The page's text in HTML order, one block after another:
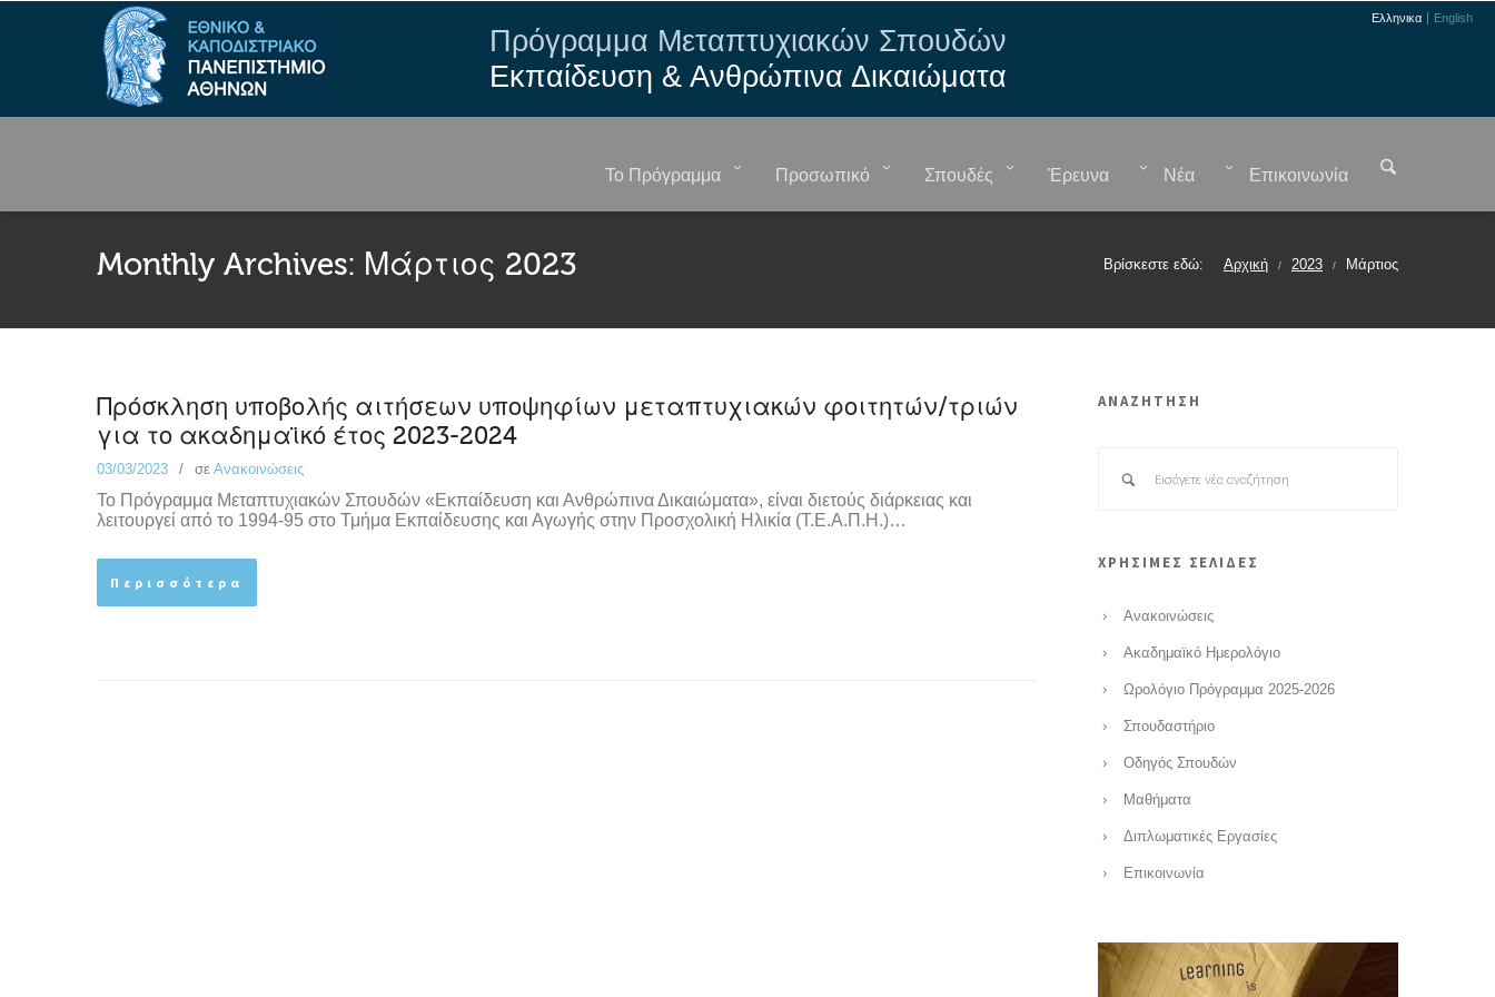
Ελληνικα English
Πρόγραμμα Μεταπτυχιακών Σπουδών
Εκπαίδευση & Ανθρώπινα Δικαιώματα
Επικοινωνία
Νέα
Έρευνα
Σπουδές
Προσωπικό
Το Πρόγραμμα
Monthly Archives: Μάρτιος 2023 Βρίσκεστε εδώ: Αρχική / 2023 / Μάρτιος
Πρόσκληση υποβολής αιτήσεων υποψηφίων μεταπτυχιακών φοιτητών/τριών
για το ακαδημαϊκό έτος 2023-2024
03/03/2023 σε Ανακοινώσεις
Το Πρόγραμμα Μεταπτυχιακών Σπουδών «Εκπαίδευση και Ανθρώπινα Δικαιώματα», είναι διετούς διάρκειας και
λειτουργεί από το 1994-95 στο Τμήμα Εκπαίδευσης και Αγωγής στην Προσχολική Ηλικία (Τ.Ε.Α.Π.Η.)…
Περισσότερα
ΑΝΑΖΗΤΗΣΗ
ΧΡΗΣΙΜΕΣ ΣΕΛΙΔΕΣ
Ανακοινώσεις
Ακαδημαϊκό Ημερολόγιο
Ωρολόγιο Πρόγραμμα 2025-2026
Σπουδαστήριο
Οδηγός Σπουδών
Μαθήματα
Διπλωματικές Εργασίες
Επικοινωνία